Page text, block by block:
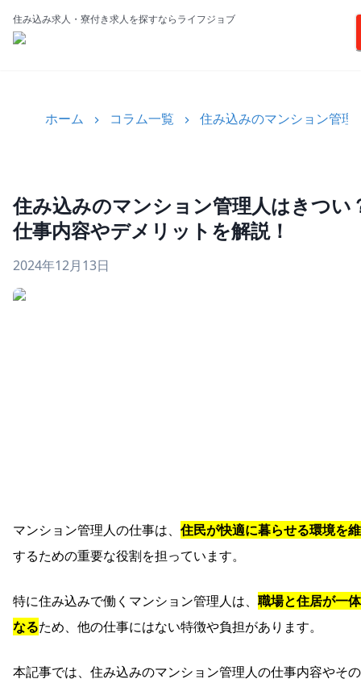
住み込み求人・寮付き求人を探すならライフジョブ
ホーム コラム一覧 住み込みのマンション管
住み込みのマンション管理人はきつい
仕事内容やデメリットを解説！
2024年12月13日
マンション管理人の仕事は、 住民が快適に暮らせる環境を
するための重要な役割を担っています。
特に住み込みで働くマンション管理人は、 職場と住居が一
なるため、他の仕事にはない特徴や負担があります。
本記事では、住み込みのマンション管理人の仕事内容やそ